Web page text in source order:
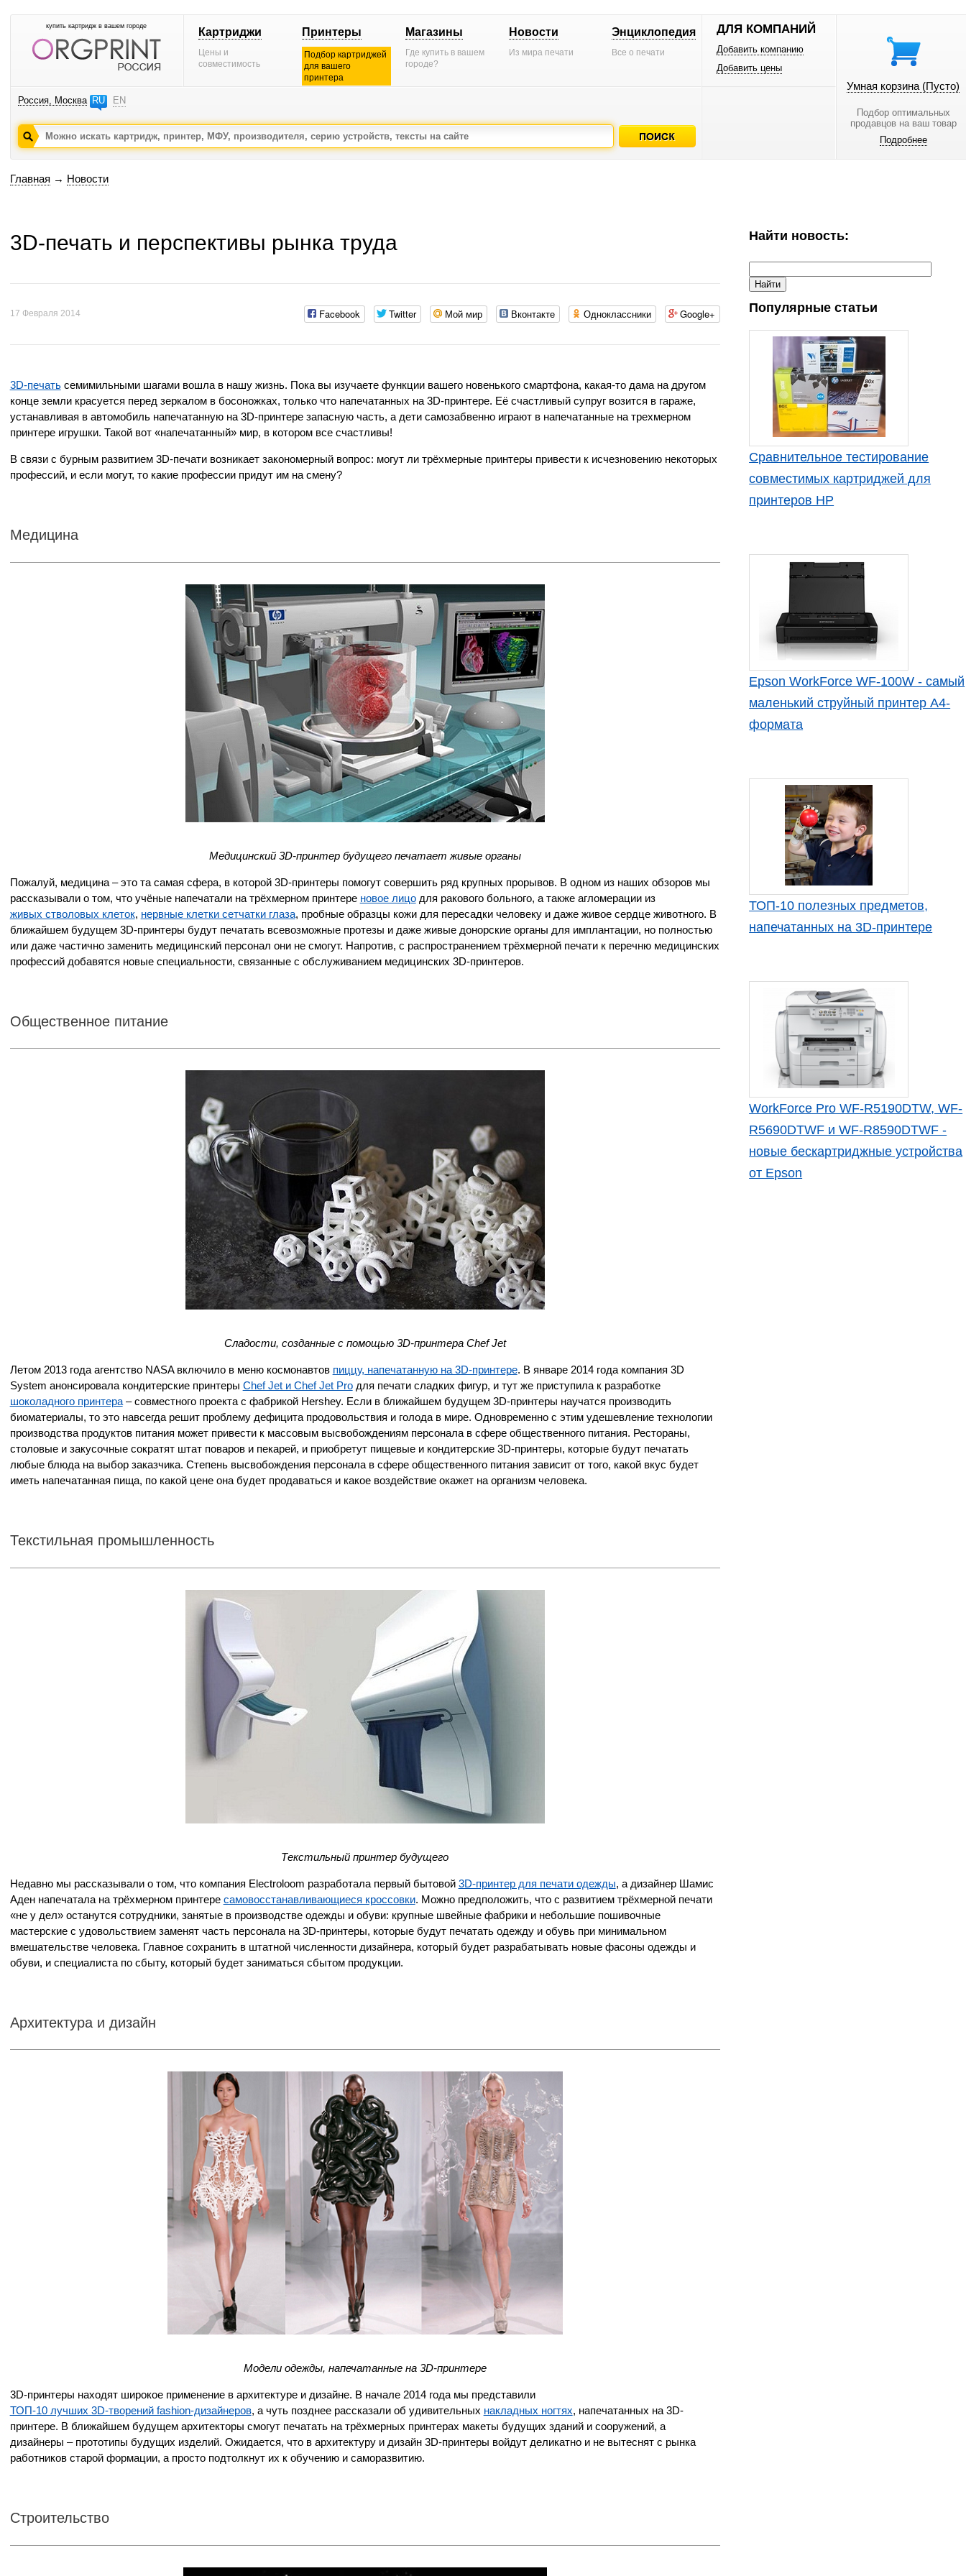
купить картридж в вашем городе Картриджи
Цены и
совместимость
Принтеры
Подбор картриджей
для вашего
принтера
Магазины
Где купить в вашем
городе?
Новости
Из мира печати
Энциклопедия
Все о печати
Россия, Москва RU EN
ДЛЯ КОМПАНИЙ
Добавить компанию
Добавить цены
Умная корзина (Пусто)
Подбор оптимальных
продавцов на ваш товар
Подробнее
Главная → Новости
3D-печать и перспективы рынка труда
17 Февраля 2014 Facebook Twitter Мой мир Вконтакте Одноклассники Google+
3D-печатьсемимильными шагами вошла в нашу жизнь. Пока вы изучаете функции вашего новенького смартфона, какая-то дама на другом
конце земли красуется перед зеркалом в босоножках, только что напечатанных на 3D-принтере. Её счастливый супруг возится в гараже,
устанавливая в автомобиль напечатанную на 3D-принтере запасную часть, а дети самозабвенно играют в напечатанные на трехмерном
принтере игрушки. Такой вот «напечатанный» мир, в котором все счастливы!
В связи с бурным развитием 3D-печати возникает закономерный вопрос: могут ли трёхмерные принтеры привести к исчезновению некоторых
профессий, и если могут, то какие профессии придут им на смену?
Медицина
Медицинский 3D-принтер будущего печатает живые органы
Пожалуй, медицина – это та самая сфера, в которой 3D-принтеры помогут совершить ряд крупных прорывов. В одном из наших обзоров мы
рассказывали о том, что учёные напечатали на трёхмерном принтере новое лицодля ракового больного, а также агломерации из
живых стволовых клеток, нервные клетки сетчатки глаза, пробные образцы кожи для пересадки человеку и даже живое сердце животного. В
ближайшем будущем 3D-принтеры будут печатать всевозможные протезы и даже живые донорские органы для имплантации, но полностью
или даже частично заменить медицинский персонал они не смогут. Напротив, с распространением трёхмерной печати к перечню медицинских
профессий добавятся новые специальности, связанные с обслуживанием медицинских 3D-принтеров.
Общественное питание
Сладости, созданные с помощью 3D-принтера Chef Jet
Летом 2013 года агентство NASA включило в меню космонавтов пиццу, напечатанную на 3D-принтере. В январе 2014 года компания 3D
System анонсировала кондитерские принтеры Chef Jet и Chef Jet Proдля печати сладких фигур, и тут же приступила к разработке
шоколадного принтера– совместного проекта с фабрикой Hershey. Если в ближайшем будущем 3D-принтеры научатся производить
биоматериалы, то это навсегда решит проблему дефицита продовольствия и голода в мире. Одновременно с этим удешевление технологии
производства продуктов питания может привести к массовым высвобождениям персонала в сфере общественного питания. Рестораны,
столовые и закусочные сократят штат поваров и пекарей, и приобретут пищевые и кондитерские 3D-принтеры, которые будут печатать
любые блюда на выбор заказчика. Степень высвобождения персонала в сфере общественного питания зависит от того, какой вкус будет
иметь напечатанная пища, по какой цене она будет продаваться и какое воздействие окажет на организм человека.
Текстильная промышленность
Текстильный принтер будущего
Недавно мы рассказывали о том, что компания Electroloom разработала первый бытовой 3D-принтер для печати одежды, а дизайнер Шамис
Аден напечатала на трёхмерном принтере самовосстанавливающиеся кроссовки. Можно предположить, что с развитием трёхмерной печати
«не у дел» останутся сотрудники, занятые в производстве одежды и обуви: крупные швейные фабрики и небольшие пошивочные
мастерские с удовольствием заменят часть персонала на 3D-принтеры, которые будут печатать одежду и обувь при минимальном
вмешательстве человека. Главное сохранить в штатной численности дизайнера, который будет разрабатывать новые фасоны одежды и
обуви, и специалиста по сбыту, который будет заниматься сбытом продукции.
Архитектура и дизайн
Модели одежды, напечатанные на 3D-принтере
3D-принтеры находят широкое применение в архитектуре и дизайне. В начале 2014 года мы представили
ТОП-10 лучших 3D-творений fashion-дизайнеров, а чуть позднее рассказали об удивительных накладных ногтях, напечатанных на 3D-
принтере. В ближайшем будущем архитекторы смогут печатать на трёхмерных принтерах макеты будущих зданий и сооружений, а
дизайнеры – прототипы будущих изделий. Ожидается, что в архитектуру и дизайн 3D-принтеры войдут деликатно и не вытеснят с рынка
работников старой формации, а просто подтолкнут их к обучению и саморазвитию.
Строительство
Найти новость:
Популярные статьи
Сравнительное тестирование
совместимых картриджей для
принтеров HP
Epson WorkForce WF-100W - самый
маленький струйный принтер А4-
формата
ТОП-10 полезных предметов,
напечатанных на 3D-принтере
WorkForce Pro WF-R5190DTW, WF-
R5690DTWF и WF-R8590DTWF -
новые бескартриджные устройства
от Epson